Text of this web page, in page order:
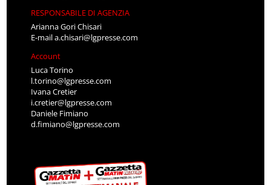
RESPONSABILE DI AGENZIA
Arianna Gori Chisari
E-maila.chisari@lgpresse.com
Account
Luca Torino
l.torino@lgpresse.com
Ivana Cretier
i.cretier@lgpresse.com
Daniele Fimiano
d.fimiano@lgpresse.com